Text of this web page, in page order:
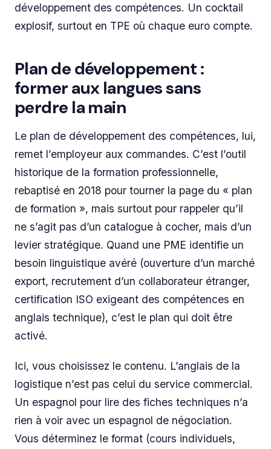
développement des compétences. Un cocktail
explosif, surtout en TPE où chaque euro compte.
Plan de développement :
former aux langues sans
perdre la main
Le plan de développement des compétences, lui,
remet l’employeur aux commandes. C’est l’outil
historique de la formation professionnelle,
rebaptisé en 2018 pour tourner la page du « plan
de formation », mais surtout pour rappeler qu’il
ne s’agit pas d’un catalogue à cocher, mais d’un
levier stratégique. Quand une PME identifie un
besoin linguistique avéré (ouverture d’un marché
export, recrutement d’un collaborateur étranger,
certification ISO exigeant des compétences en
anglais technique), c’est le plan qui doit être
activé.
Ici, vous choisissez le contenu. L’anglais de la
logistique n’est pas celui du service commercial.
Un espagnol pour lire des fiches techniques n’a
rien à voir avec un espagnol de négociation.
Vous déterminez le format (cours individuels,